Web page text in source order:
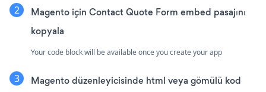
Magento için Contact Quote Form embed pasajını
kopyala
Your code block will be available once you create your app
Magento düzenleyicisinde html veya gömülü kod